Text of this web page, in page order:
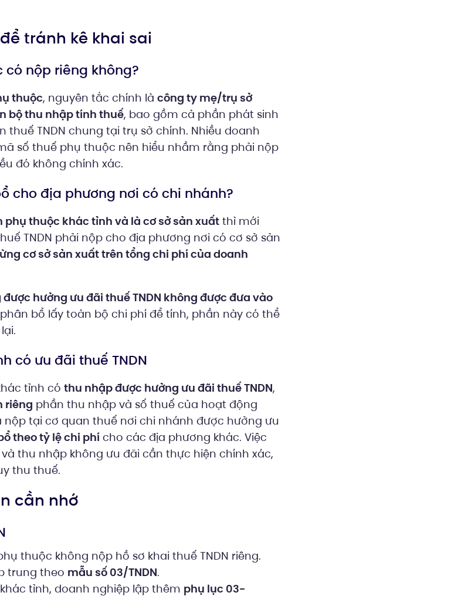
tránh kê khai sai
có nộp riêng không?
thuộc, nguyên tắc chính là công ty mẹ/trụ sở
bộ thu nhập tính thuế, bao gồm cả phần phát sinh
thuế TNDN chung tại trụ sở chính. Nhiều doanh
số thuế phụ thuộc nên hiểu nhầm rằng phải nộp
đó không chính xác.
cho địa phương nơi có chi nhánh?
thuộc khác tỉnh và là cơ sở sản xuấtthì mới
TNDN phải nộp cho địa phương nơi có cơ sở sản
cơ sở sản xuất trên tổng chi phí của doanh
hưởng ưu đãi thuế TNDN không được đưa vào
bổ lấy toàn bộ chi phí để tính, phần này có thể
có ưu đãi thuế TNDN
tỉnh có thu nhập được hưởng ưu đãi thuế TNDN,
riêng phần thu nhập và số thuế của hoạt động
nộp tại cơ quan thuế nơi chi nhánh được hưởng ưu
theo tỷ lệ chi phícho các địa phương khác. Việc
thu nhập không ưu đãi cần thực hiện chính xác,
thu thuế.
cần nhớ
thuộc không nộp hồ sơ khai thuế TNDN riêng.
trung theo mẫu số 03/TNDN.
tỉnh, doanh nghiệp lập thêm phụ lục 03-